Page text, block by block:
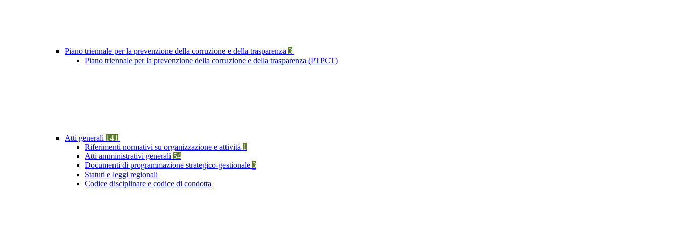
Piano triennale per la prevenzione della corruzione e della trasparenza 3
Piano triennale per la prevenzione della corruzione e della trasparenza (PTPCT)
Atti generali 141
Riferimenti normativi su organizzazione e attività 1
Atti amministrativi generali 54
Documenti di programmazione strategico-gestionale 3
Statuti e leggi regionali
Codice disciplinare e codice di condotta